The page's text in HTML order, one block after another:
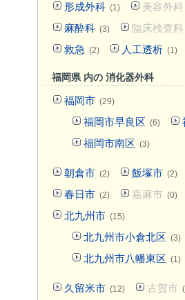
形成外科 (1) 美容外科
麻酔科 (3) 臨床検査科
救急 (2) 人工透析 (1)
福岡県 内の 消化器外科
福岡市 (29)
福岡市早良区 (6)
福岡市南区 (3)
朝倉市 (2) 飯塚市 (2)
春日市 (2) 嘉麻市 (0)
北九州市 (15)
北九州市小倉北区 (3)
北九州市八幡東区 (1)
久留米市 (12) 古賀市